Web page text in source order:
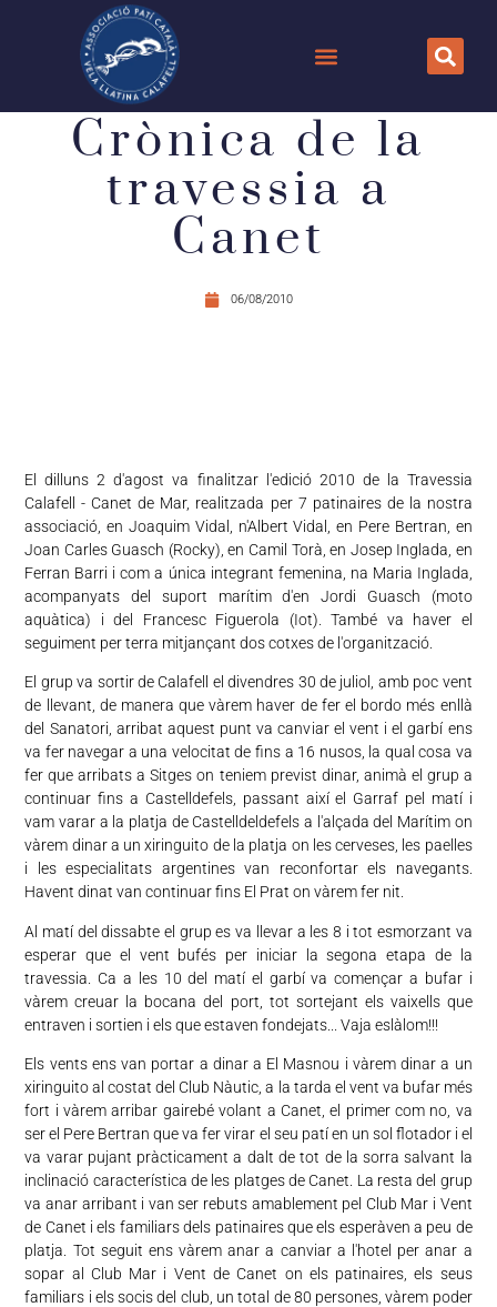
Crònica de la
travessia a
Canet
06/08/2010
El dilluns 2 d'agost va finalitzar l'edició 2010 de la Travessia
Calafell - Canet de Mar, realitzada per 7 patinaires de la nostra
associació, en Joaquim Vidal, n'Albert Vidal, en Pere Bertran, en
Joan Carles Guasch (Rocky), en Camil Torà, en Josep Inglada, en
Ferran Barri i com a única integrant femenina, na Maria Inglada,
acompanyats del suport marítim d'en Jordi Guasch (moto
aquàtica) i del Francesc Figuerola (Iot). També va haver el
seguiment per terra mitjançant dos cotxes de l'organització.
El grup va sortir de Calafell el divendres 30 de juliol, amb poc vent
de llevant, de manera que vàrem haver de fer el bordo més enllà
del Sanatori, arribat aquest punt va canviar el vent i el garbí ens
va fer navegar a una velocitat de fins a 16 nusos, la qual cosa va
fer que arribats a Sitges on teniem previst dinar, animà el grup a
continuar fins a Castelldefels, passant així el Garraf pel matí i
vam varar a la platja de Castelldeldefels a l'alçada del Marítim on
vàrem dinar a un xiringuito de la platja on les cerveses, les paelles
i les especialitats argentines van reconfortar els navegants.
Havent dinat van continuar fins El Prat on vàrem fer nit.
Al matí del dissabte el grup es va llevar a les 8 i tot esmorzant va
esperar que el vent bufés per iniciar la segona etapa de la
travessia. Ca a les 10 del matí el garbí va començar a bufar i
vàrem creuar la bocana del port, tot sortejant els vaixells que
entraven i sortien i els que estaven fondejats... Vaja eslàlom!!!
Els vents ens van portar a dinar a El Masnou i vàrem dinar a un
xiringuito al costat del Club Nàutic, a la tarda el vent va bufar més
fort i vàrem arribar gairebé volant a Canet, el primer com no, va
ser el Pere Bertran que va fer virar el seu patí en un sol flotador i el
va varar pujant pràcticament a dalt de tot de la sorra salvant la
inclinació característica de les platges de Canet. La resta del grup
va anar arribant i van ser rebuts amablement pel Club Mar i Vent
de Canet i els familiars dels patinaires que els esperàven a peu de
platja. Tot seguit ens vàrem anar a canviar a l'hotel per anar a
sopar al Club Mar i Vent de Canet on els patinaires, els seus
familiars i els socis del club, un total de 80 persones, vàrem poder